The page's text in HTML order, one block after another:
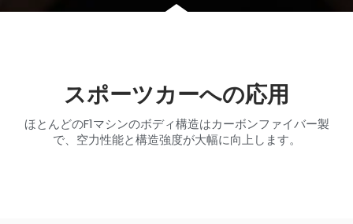
スポーツカーへの応用
ほとんどのF1マシンのボディ構造はカーボンファイバー製
で、空力性能と構造強度が大幅に向上します。